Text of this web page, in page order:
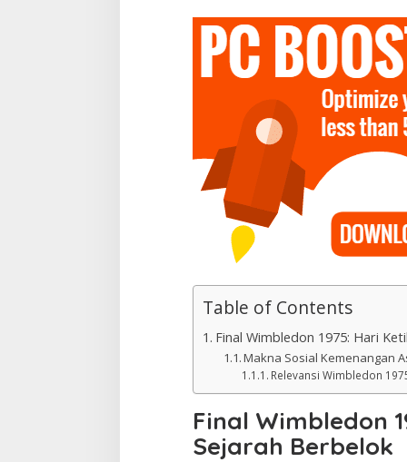
Table of Contents
Final Wimbledon 1975: Hari
Makna Sosial Kemenangan
Relevansi Wimbledon
Final Wimbledon
Sejarah Berbelok